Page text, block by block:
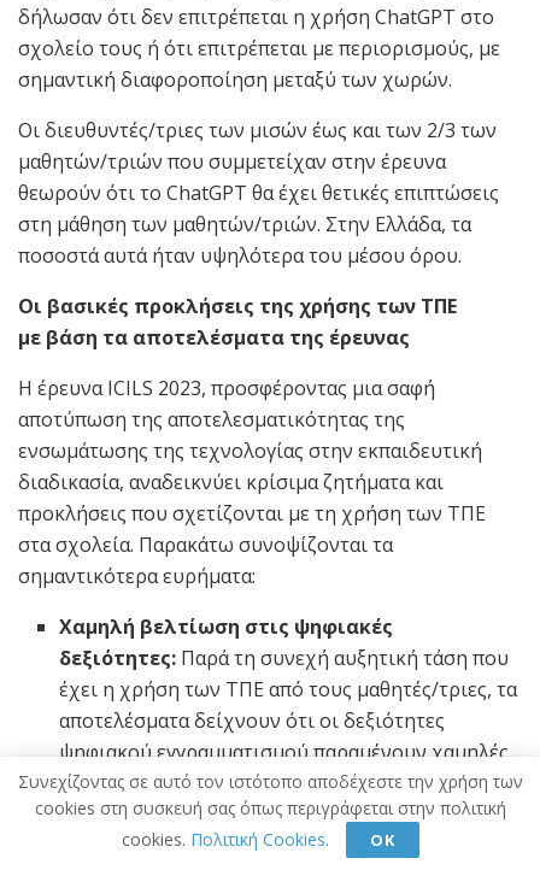
δήλωσαν ότι δεν επιτρέπεται η χρήση ChatGPT στο
σχολείο τους ή ότι επιτρέπεται με περιορισμούς, με
σημαντική διαφοροποίηση μεταξύ των χωρών.
Οι διευθυντές/τριες των μισών έως και των 2/3 των
μαθητών/τριών που συμμετείχαν στην έρευνα
θεωρούν ότι το ChatGPT θα έχει θετικές επιπτώσεις
στη μάθηση των μαθητών/τριών. Στην Ελλάδα, τα
ποσοστά αυτά ήταν υψηλότερα του μέσου όρου.
Οι βασικές προκλήσεις της χρήσης των ΤΠΕ
με βάση τα αποτελέσματα της έρευνας
Η έρευνα ICILS 2023, προσφέροντας μια σαφή
αποτύπωση της αποτελεσματικότητας της
ενσωμάτωσης της τεχνολογίας στην εκπαιδευτική
διαδικασία, αναδεικνύει κρίσιμα ζητήματα και
προκλήσεις που σχετίζονται με τη χρήση των ΤΠΕ
στα σχολεία. Παρακάτω συνοψίζονται τα
σημαντικότερα ευρήματα:
Χαμηλή βελτίωση στις ψηφιακές
δεξιότητες: Παρά τη συνεχή αυξητική τάση που
έχει η χρήση των ΤΠΕ από τους μαθητές/τριες, τα
αποτελέσματα δείχνουν ότι οι δεξιότητες
ψηφιακού εγγραμματισμού παραμένουν χαμηλές.
Ακόμα και σε χώρες με υψηλές επιδόσεις, πάνω
από το 25% των μαθητών/τριών δεν έχουν
κατακτήσει το επίπεδο αυτόνομης χρήσης των
Συνεχίζοντας σε αυτό τον ιστότοπο αποδέχεστε την χρήση των
cookies στη συσκευή σας όπως περιγράφεται στην πολιτική
cookies. Πολιτική Cookies. ΟΚ